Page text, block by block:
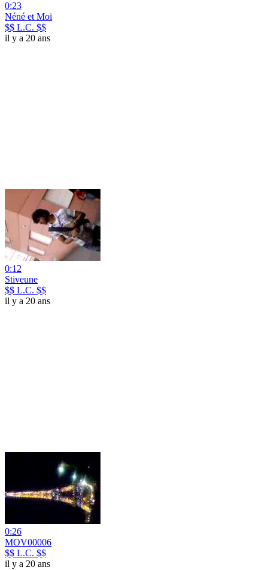
0:23
Néné et Moi
$$ L.C. $$
il y a 20 ans
0:12
Stiveune
$$ L.C. $$
il y a 20 ans
0:26
MOV00006
$$ L.C. $$
il y a 20 ans